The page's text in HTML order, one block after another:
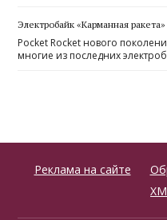
Электробайк «Карманная
Pocket Rocket нового
многие из последних
Реклама на сайте